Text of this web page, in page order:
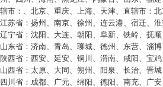
辖市：、北京、重庆、上海、天津、直辖市：
江苏省：扬州、南京、徐州、连云港、宿迁、
辽宁省：沈阳、大连、朝阳、阜新、铁岭、抚
山东省：济南、青岛、聊城、德州、东营、淄
陕西省：西安、延安、铜川、渭南、咸阳、宝
山西省：太原、大同、朔州、阳泉、长治、晋
四川省：成都、广元、绵阳、德阳、南充、广